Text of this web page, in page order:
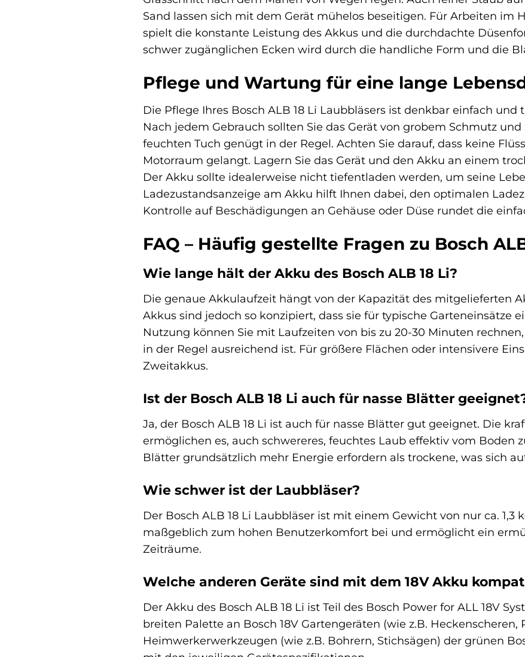
Sand lassen sich mit dem Gerät mühelos beseitigen. Für Arbeiten im
spielt die konstante Leistung des Akkus und die durchdachte
schwer zugänglichen Ecken wird durch die handliche Form und die
Pflege und Wartung für eine lange
Die Pflege Ihres Bosch ALB 18 Li Laubbläsers ist denkbar einfach
Nach jedem Gebrauch sollten Sie das Gerät von grobem Schmutz
feuchten Tuch genügt in der Regel. Achten Sie darauf, dass keine
Motorraum gelangt. Lagern Sie das Gerät und den Akku an einem
Der Akku sollte idealerweise nicht tiefentladen werden, um seine
Ladezustandsanzeige am Akku hilft Ihnen dabei, den optimalen
Kontrolle auf Beschädigungen an Gehäuse oder Düse rundet die
FAQ – Häufig gestellte Fragen zu Bosch
Wie lange hält der Akku des Bosch ALB 18 Li?
Die genaue Akkulaufzeit hängt von der Kapazität des mitgelieferten
Akkus sind jedoch so konzipiert, dass sie für typische Garteneinsätze
Nutzung können Sie mit Laufzeiten von bis zu 20-30 Minuten
in der Regel ausreichend ist. Für größere Flächen oder intensivere
Zweitakkus.
Ist der Bosch ALB 18 Li auch für nasse Blätter
Ja, der Bosch ALB 18 Li ist auch für nasse Blätter gut geeignet. Die
ermöglichen es, auch schwereres, feuchtes Laub effektiv vom Boden
Blätter grundsätzlich mehr Energie erfordern als trockene, was sich
Wie schwer ist der Laubbläser?
Der Bosch ALB 18 Li Laubbläser ist mit einem Gewicht von nur ca.
maßgeblich zum hohen Benutzerkomfort bei und ermöglicht ein
Zeiträume.
Welche anderen Geräte sind mit dem 18V Akku
Der Akku des Bosch ALB 18 Li ist Teil des Bosch Power for ALL 18V
breiten Palette an Bosch 18V Gartengeräten (wie z.B.
Heimwerkerwerkzeugen (wie z.B. Bohrern, Stichsägen) der grünen